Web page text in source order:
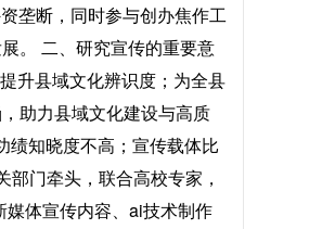
垄断，同时参与创办焦作工
。 二、研究宣传的重要意
升县域文化辨识度；为全县
助力县域文化建设与高质
绩知晓度不高；宣传载体比
门牵头，联合高校专家，
体宣传内容、ai技术制作